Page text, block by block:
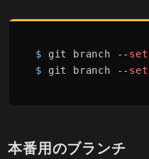
$ git branch -- set
$ git branch -- set
本番用のブランチ